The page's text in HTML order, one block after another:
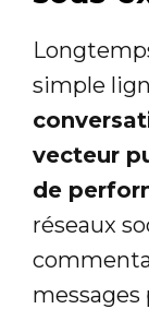
simple
vecteur
de
réseaux